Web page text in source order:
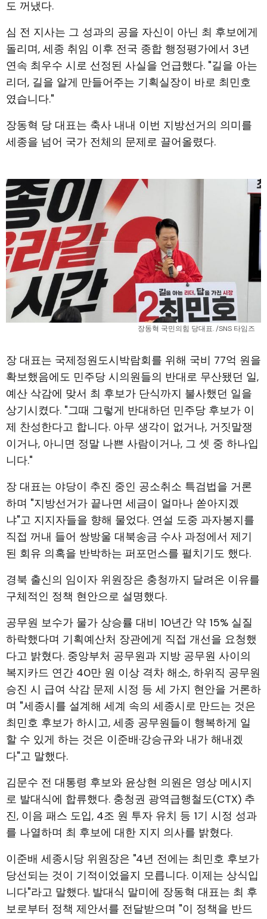
도 꺼냈다.
심 전 지사는 그 성과의 공을 자신이 아닌 최 후보에게
돌리며, 세종 취임 이후 전국 종합 행정평가에서 3년
연속 최우수 시로 선정된 사실을 언급했다. "길을 아는
리더, 길을 알게 만들어주는 기획실장이 바로 최민호
였습니다."
장동혁 당 대표는 축사 내내 이번 지방선거의 의미를
세종을 넘어 국가 전체의 문제로 끌어올렸다.
장동혁 국민의힘 당대표. /SNS 타임즈
장 대표는 국제정원도시박람회를 위해 국비 77억 원을
확보했음에도 민주당 시의원들의 반대로 무산됐던 일,
예산 삭감에 맞서 최 후보가 단식까지 불사했던 일을
상기시켰다. "그때 그렇게 반대하던 민주당 후보가 이
제 찬성한다고 합니다. 아무 생각이 없거나, 거짓말쟁
이거나, 아니면 정말 나쁜 사람이거나, 그 셋 중 하나입
니다."
장 대표는 야당이 추진 중인 공소취소 특검법을 거론
하며 "지방선거가 끝나면 세금이 얼마나 쏟아지겠
냐"고 지지자들을 향해 물었다. 연설 도중 과자봉지를
직접 꺼내 들어 쌍방울 대북송금 수사 과정에서 제기
된 회유 의혹을 반박하는 퍼포먼스를 펼치기도 했다.
경북 출신의 임이자 위원장은 충청까지 달려온 이유를
구체적인 정책 현안으로 설명했다.
공무원 보수가 물가 상승률 대비 10년간 약 15% 실질
하락했다며 기획예산처 장관에게 직접 개선을 요청했
다고 밝혔다. 중앙부처 공무원과 지방 공무원 사이의
복지카드 연간 40만 원 이상 격차 해소, 하위직 공무원
승진 시 급여 삭감 문제 시정 등 세 가지 현안을 거론하
며 "세종시를 설계해 세계 속의 세종시로 만드는 것은
최민호 후보가 하시고, 세종 공무원들이 행복하게 일
할 수 있게 하는 것은 이준배·강승규와 내가 해내겠
다"고 말했다.
김문수 전 대통령 후보와 윤상현 의원은 영상 메시지
로 발대식에 합류했다. 충청권 광역급행철도(CTX) 추
진, 이음 패스 도입, 4조 원 투자 유치 등 1기 시정 성과
를 나열하며 최 후보에 대한 지지 의사를 밝혔다.
이준배 세종시당 위원장은 "4년 전에는 최민호 후보가
당선되는 것이 기적이었을지 모릅니다. 이제는 상식입
니다"라고 말했다. 발대식 말미에 장동혁 대표는 최 후
보로부터 정책 제안서를 전달받으며 "이 정책을 반드